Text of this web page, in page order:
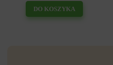
DO KOSZYKA